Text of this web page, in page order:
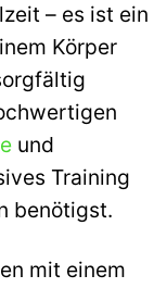
– es ist ein
Körper
und
Training
benötigst.
mit einem